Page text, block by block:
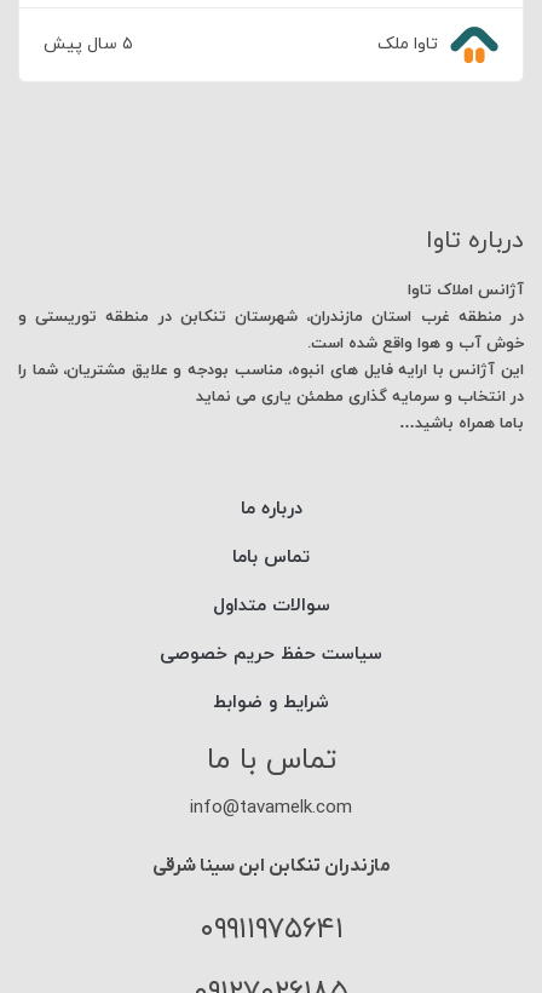
تاوا ملک ۵ سال پیش
درباره تاوا
آژانس املاک تاوا
در منطقه غرب استان مازندران، شهرستان تنکابن در منطقه توریستی و
خوش آب و هوا واقع شده است.
این آژانس با ارایه فایل های انبوه، مناسب بودجه و علایق مشتریان، شما را
در انتخاب و سرمایه گذاری مطمئن یاری می نماید
باما همراه باشید…
درباره ما
تماس باما
سوالات متداول
سیاست حفظ حریم خصوصی
شرایط و ضوابط
تماس با ما
info@tavamelk.com
مازندران تنکابن ابن سینا شرقی
۰۹۹۱۱۹۷۵۶۴۱